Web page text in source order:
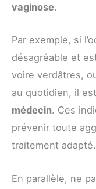
vaginose.
Par exemple, si
désagréable et
voire verdâtres,
au quotidien, il
médecin. Ces
prévenir toute
traitement adapté.
En parallèle, ne